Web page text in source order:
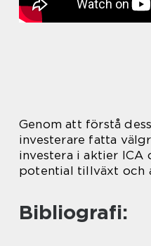
Genom att förstå
investerare fatta
investera i aktier ICA
potential tillväxt och
Bibliografi: